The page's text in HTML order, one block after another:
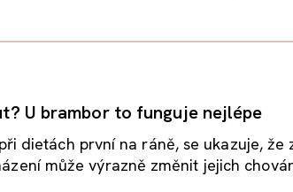
U brambor to funguje nejlépe
dietách první na ráně, se ukazuje, že
může výrazně změnit jejich